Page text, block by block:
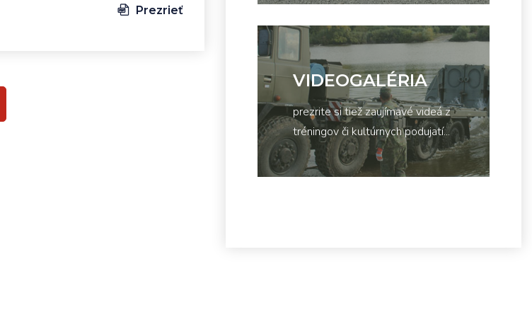
Prezrieť
VIDEOGALÉRIA
prezrite si tiež zaujímavé videá z
tréningov či kultúrnych podujatí...